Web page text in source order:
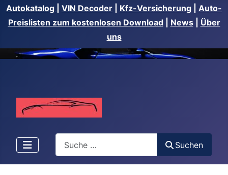
Autokatalog VIN Decoder Kfz-Versicherung
Auto-
Preislisten zum kostenlosen Download| News| Über
uns
Suchen